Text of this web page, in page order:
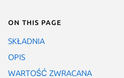
On this page
SKŁADNIA
OPIS
WARTOŚĆ ZWRACANA